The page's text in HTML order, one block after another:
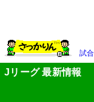
試
Jリーグ 最新情報